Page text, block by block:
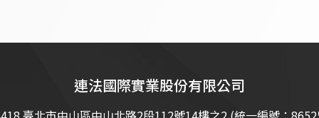
連法國際實業股份有限公司